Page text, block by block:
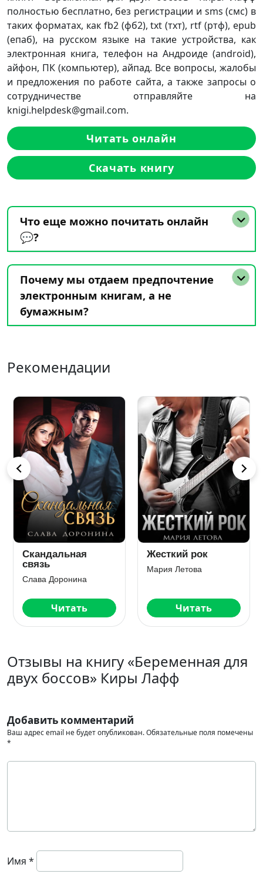
полностью бесплатно, без регистрации и sms (смс) в
таких форматах, как fb2 (фб2), txt (тхт), rtf (ртф), epub
(епаб), на русском языке на такие устройства, как
электронная книга, телефон на Андроиде (android),
айфон, ПК (компьютер), айпад. Все вопросы, жалобы
и предложения по работе сайта, а также запросы о
сотрудничестве отправляйте на
knigi.helpdesk@gmail.com.
Читать онлайн
Скачать книгу
Что еще можно почитать онлайн
💬?
Почему мы отдаем предпочтение
электронным книгам, а не
бумажным?
Рекомендации
Улей
Читать
Непохожие
Юлия Резник
Читать
Отзывы на книгу «Беременная для
двух боссов» Киры Лафф
Добавить комментарий
Ваш адрес email не будет опубликован.Обязательные поля помечены
*
Имя *